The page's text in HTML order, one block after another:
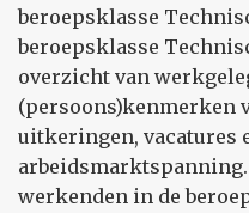
beroepsklasse
beroepsklasse
overzicht van
(persoons)kenmerken
uitkeringen, vacatures
werkenden in de